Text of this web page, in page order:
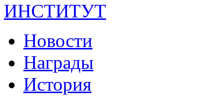
ИНСТИТУТ
Новости
Награды
История